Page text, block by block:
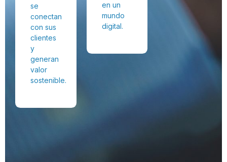
se
conectan
con sus
clientes
y
generan
valor
sostenible.
en un
mundo
digital.